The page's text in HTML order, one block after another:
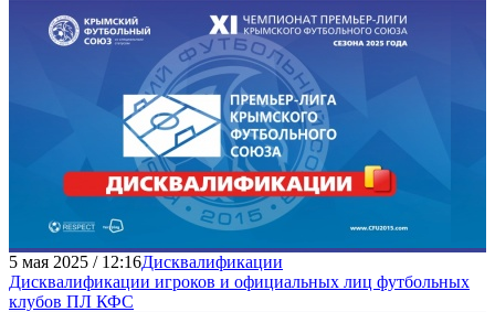
5 мая 2025 / 12:16Дисквалификации
Дисквалификации игроков и официальных лиц футбольных
клубов ПЛ КФС